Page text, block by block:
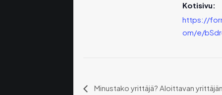
Kotisivu:
https://
om/e/
Minustako yrittäjä? Aloittavan